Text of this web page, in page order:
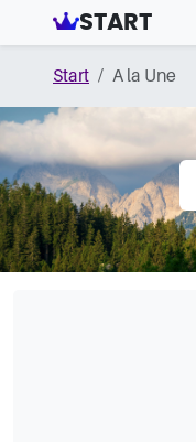
START
Start A la Une